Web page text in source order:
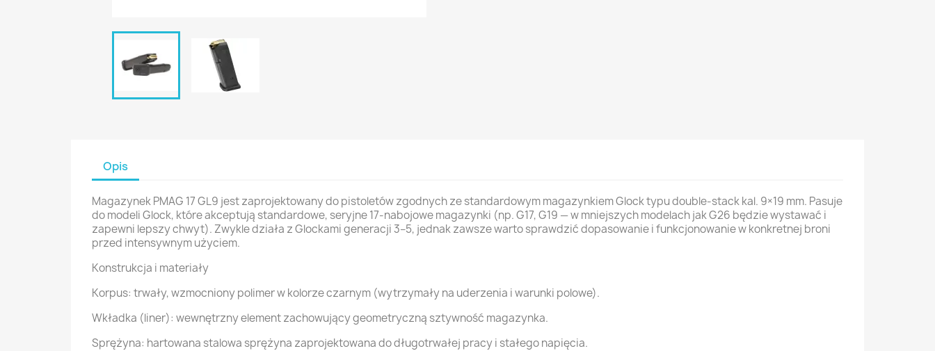
Opis
Magazynek PMAG 17 GL9 jest zaprojektowany do pistoletów zgodnych ze standardowym magazynkiem Glock typu double-stack kal. 9×19 mm. Pasuje
do modeli Glock, które akceptują standardowe, seryjne 17-nabojowe magazynki (np. G17, G19 — w mniejszych modelach jak G26 będzie wystawać i
zapewni lepszy chwyt). Zwykle działa z Glockami generacji 3–5, jednak zawsze warto sprawdzić dopasowanie i funkcjonowanie w konkretnej broni
przed intensywnym użyciem.
Konstrukcja i materiały
Korpus: trwały, wzmocniony polimer w kolorze czarnym (wytrzymały na uderzenia i warunki polowe).
Wkładka (liner): wewnętrzny element zachowujący geometryczną sztywność magazynka.
Sprężyna: hartowana stalowa sprężyna zaprojektowana do długotrwałej pracy i stałego napięcia.